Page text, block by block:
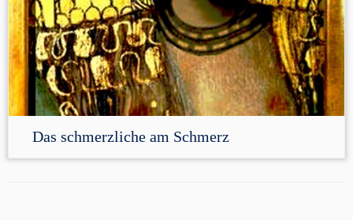
Das schmerzliche am Schmerz